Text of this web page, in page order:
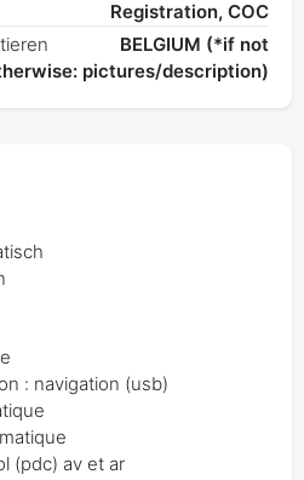
Registration, COC
BELGIUM (*if not
pictures/description)
: navigation (usb)
(pdc) av et ar